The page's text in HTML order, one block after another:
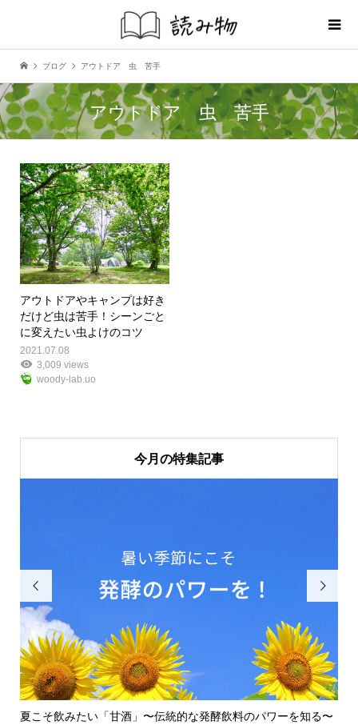
ブログ アウトドア 虫 苦手
アウトドア 虫 苦手
アウトドアやキャンプは好き
だけど虫は苦手！シーンごと
に変えたい虫よけのコツ
2021.07.08
3,009 views
woody-lab.uo
今月の特集記事

夏こそ飲みたい「甘酒」〜伝統的な発酵飲料のパワーを知る〜
